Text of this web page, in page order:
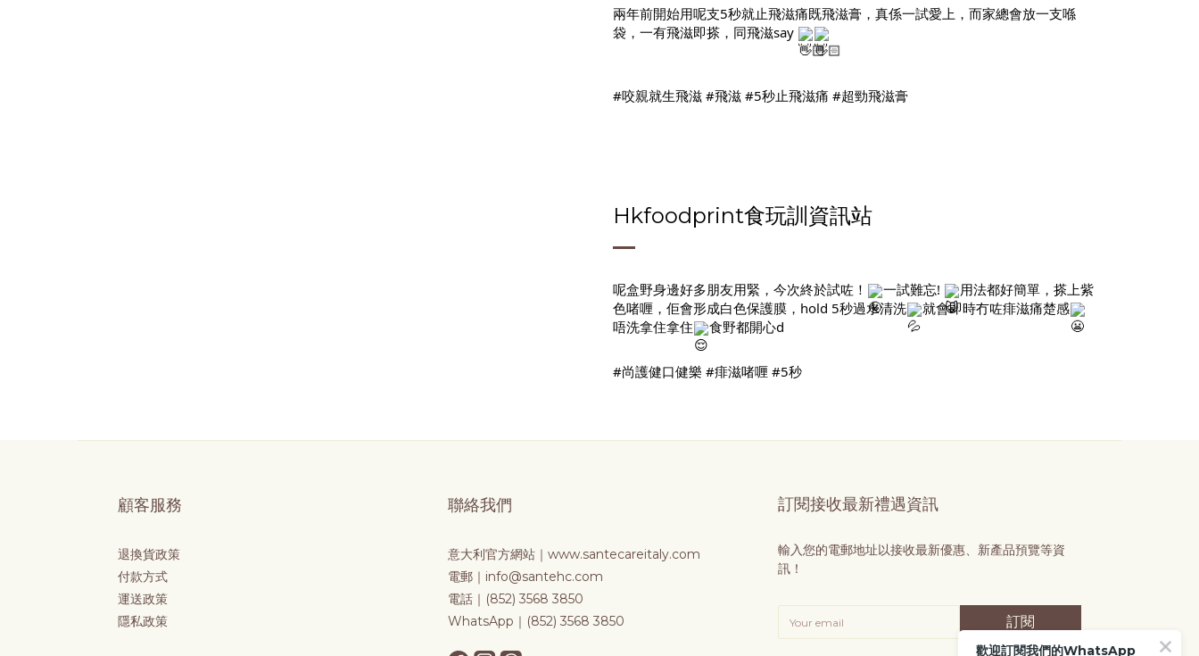
兩年前開始用呢支5秒就止飛滋痛既飛滋膏，真係一試愛上，而家總會放一支喺
袋，一有飛滋即搽，同飛滋say
#咬親就生飛滋 #飛滋 #5秒止飛滋痛 #超勁飛滋膏
Hkfoodprint食玩訓資訊站
呢盒野身邊好多朋友用緊，今次終於試咗！ 一試難忘!
用法都好簡單，搽上紫
色啫喱，佢會形成白色保護膜，hold 5秒過水清洗
就會即時冇咗痱滋痛楚感
唔洗拿住拿住
食野都開心d
#尚護健口健樂 #痱滋啫喱 #5秒
顧客服務
退換貨政策
付款方式
運送政策
隱私政策
聯絡我們
意大利官方網站｜ www.santecareitaly.com
電郵｜info@santehc.com
電話｜(852) 3568 3850
WhatsApp｜(852) 3568 3850
訂閱接收最新禮遇資訊
輸入您的電郵地址以接收最新優惠、新產品預覽等資
訊！
訂閱
歡迎訂閱我們的WhatsApp